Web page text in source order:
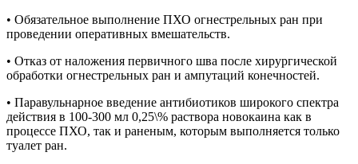
• Обязательное выполнение ПХО огнестрельных ран при
проведении оперативных вмешательств.
• Отказ от наложения первичного шва после хирургической
обработки огнестрельных ран и ампутаций конечностей.
• Паравульнарное введение антибиотиков широкого спектра
действия в 100-300 мл 0,25\% раствора новокаина как в
процессе ПХО, так и раненым, которым выполняется только
туалет ран.